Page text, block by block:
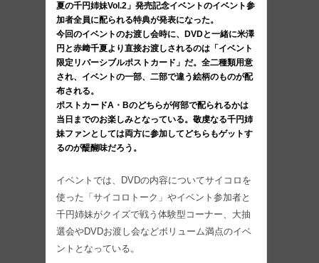
夏の千円姉妹Vol.2」発売記念イベントのイベント参
加者全員に配られる特典が発表になった。
今回のイベントのお渡し会時に、DVDと一緒に米澤
円と赤﨑千夏より直接お渡しされるのは「イベント
限定リバーシブルポストカード」だ。全二種類用意
され、イベントの一部、二部で違う絵柄のものが配
布される。
ポストカードA・Bのどちらが何部で配られるかは
当日までのお楽しみとなっている。敬虔なる千円姉
妹ファンとしては両方に参加してどちらもゲットす
るのが醍醐味だろう。
イベントでは、DVDの内容についてサイコロを
使った「サイコロトーク」やイベント参加者と
千円姉妹がクイズで戦う体験型コーナー、大抽
選会やDVDお渡し会などボリューム満点のイベ
ントとなっている。